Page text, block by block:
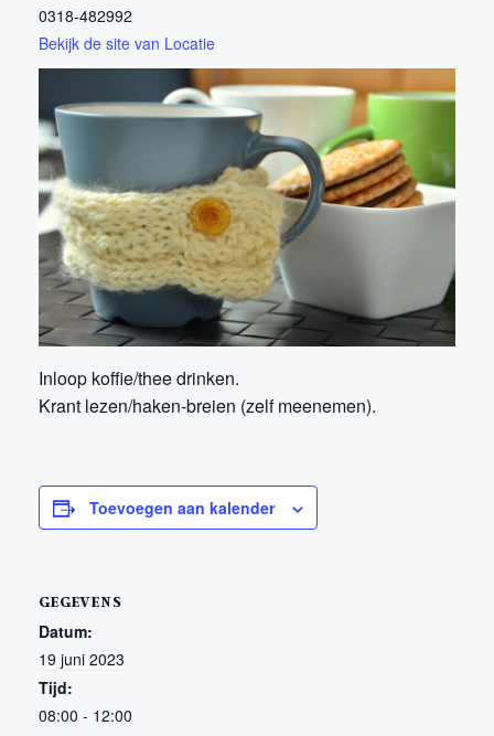
0318-482992
Bekijk de site van Locatie
Inloop koffie/thee drinken.
Krant lezen/haken-breien (zelf meenemen).
Toevoegen aan kalender
GEGEVENS
Datum:
19 juni 2023
Tijd:
08:00 - 12:00